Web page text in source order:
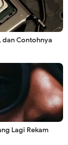
dan Contohnya
Lagi Rekam